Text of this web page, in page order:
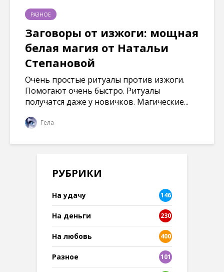
РАЗНОЕ
Заговоры от изжоги: мощная
белая магия от Натальи
Степановой
Очень простые ритуалы против изжоги.
Помогают очень быстро. Ритуалы
получатся даже у новичков. Магические...
Гела
РУБРИКИ
На удачу 146
На деньги 230
На любовь 400
Разное
101
8